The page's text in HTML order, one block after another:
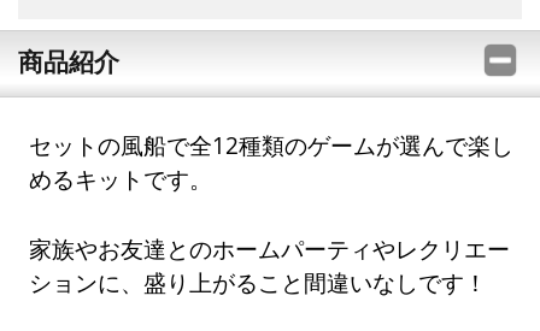
商品紹介
セットの風船で全12種類のゲームが選んで楽し
めるキットです。
家族やお友達とのホームパーティやレクリエー
ションに、盛り上がること間違いなしです！